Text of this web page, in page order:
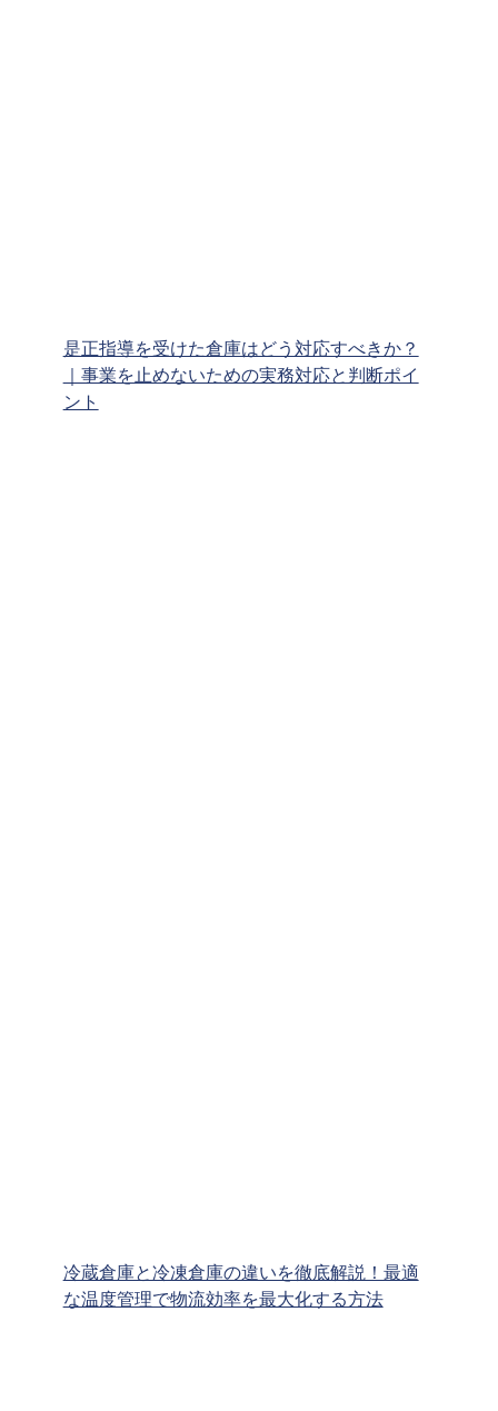
是正指導を受けた倉庫はどう対応すべきか？
｜事業を止めないための実務対応と判断ポイ
ント
冷蔵倉庫と冷凍倉庫の違いを徹底解説！最適
な温度管理で物流効率を最大化する方法